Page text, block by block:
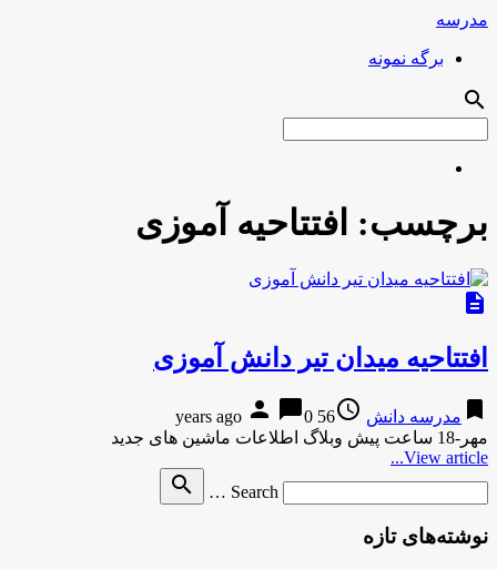
مدرسه
برگه نمونه
search
برچسب: افتتاحیه آموزی
description
افتتاحیه میدان تیر دانش آموزی
bookmark مدرسه دانش access_time
56 years ago
person chat_bubble0
مهر-18 ساعت پیش وبلاگ اطلاعات ماشین های جدید
View article...
Search …
search
نوشته‌های تازه